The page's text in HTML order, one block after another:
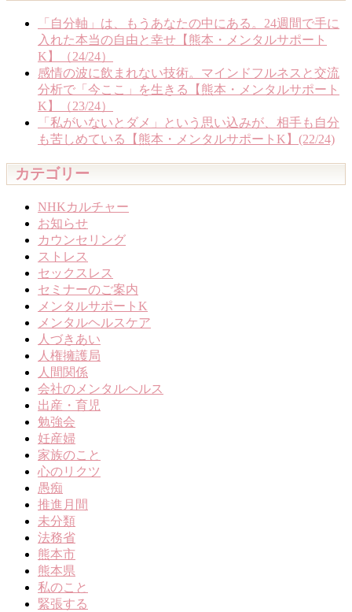
「自分軸」は、もうあなたの中にある。24週間で手に
入れた本当の自由と幸せ【熊本・メンタルサポート
K】（24/24）
感情の波に飲まれない技術。マインドフルネスと交流
分析で「今ここ」を生きる【熊本・メンタルサポート
K】（23/24）
「私がいないとダメ」という思い込みが、相手も自分
も苦しめている【熊本・メンタルサポートK】(22/24)
カテゴリー
NHKカルチャー
お知らせ
カウンセリング
ストレス
セックスレス
セミナーのご案内
メンタルサポートK
メンタルヘルスケア
人づきあい
人権擁護局
人間関係
会社のメンタルヘルス
出産・育児
勉強会
妊産婦
家族のこと
心のリクツ
愚痴
推進月間
未分類
法務省
熊本市
熊本県
私のこと
緊張する